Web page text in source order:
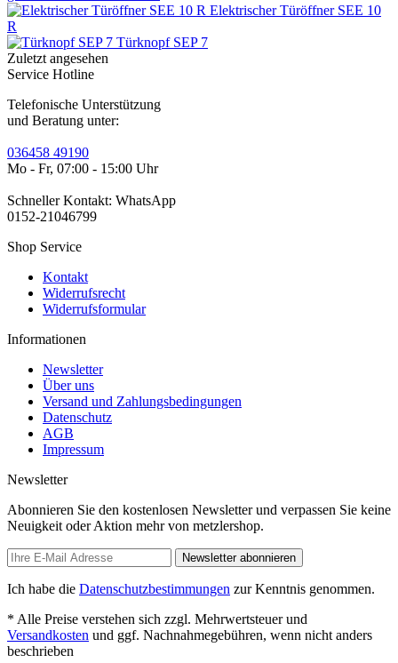
Elektrischer Türöffner SEE 10
R
Türknopf SEP 7
Zuletzt angesehen
Service Hotline
Telefonische Unterstützung
und Beratung unter:
036458 49190
Mo - Fr, 07:00 - 15:00 Uhr
Schneller Kontakt: WhatsApp
0152-21046799
Shop Service
Kontakt
Widerrufsrecht
Widerrufsformular
Informationen
Newsletter
Über uns
Versand und Zahlungsbedingungen
Datenschutz
AGB
Impressum
Newsletter
Abonnieren Sie den kostenlosen Newsletter und verpassen Sie keine
Neuigkeit oder Aktion mehr von metzlershop.
Newsletter abonnieren
Ich habe die Datenschutzbestimmungen zur Kenntnis genommen.
* Alle Preise verstehen sich zzgl. Mehrwertsteuer und
Versandkosten und ggf. Nachnahmegebühren, wenn nicht anders
beschrieben